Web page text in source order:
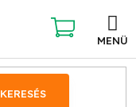
KERESÉS
KOSÁR